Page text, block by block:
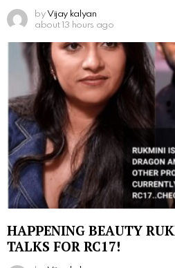
by Vijay kalyan
about 13 hours ago
HAPPENING BEAUTY
TALKS FOR RC17!